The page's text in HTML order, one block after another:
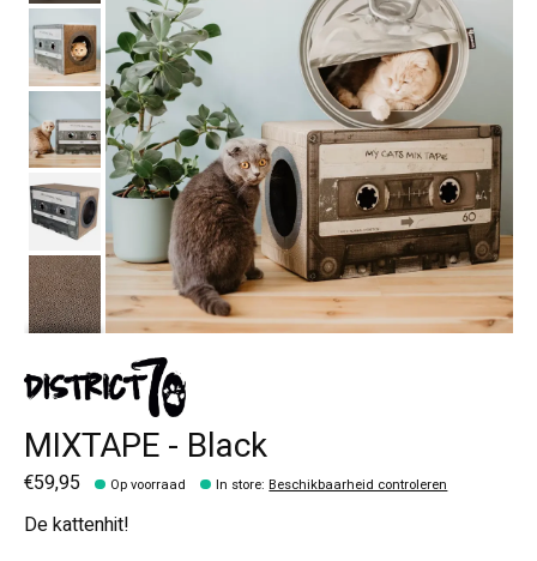
MIXTAPE - Black
€59,95 Op voorraad In store:Beschikbaarheid controleren
De kattenhit!